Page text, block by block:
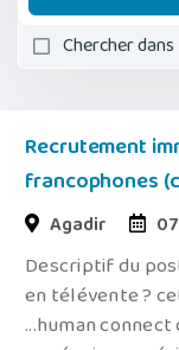
Chercher
Recrutement
francophones
Agadir
Descriptif du
en télévente ?
...human